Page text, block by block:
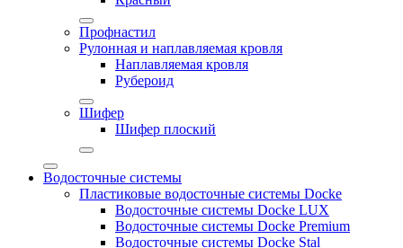
Профнастил
Рулонная и наплавляемая кровля
Наплавляемая кровля
Рубероид
Шифер
Шифер плоский
Водосточные системы
Пластиковые водосточные системы Docke
Водосточные системы Docke LUX
Водосточные системы Docke Premium
Водосточные системы Docke Stal